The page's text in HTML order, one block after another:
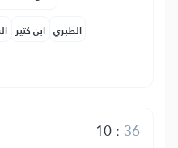
ابن كثير الطبري
10: 36